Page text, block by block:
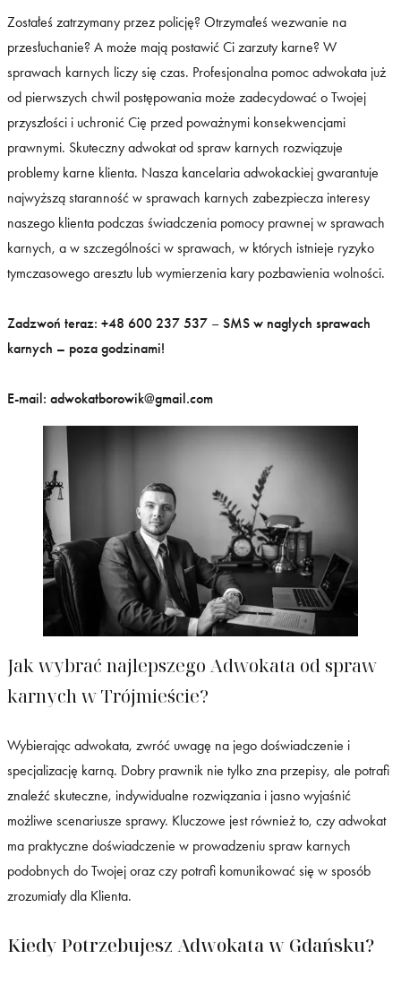
Zostałeś zatrzymany przez policję? Otrzymałeś wezwanie na
przesłuchanie? A może mają postawić Ci zarzuty karne? W
sprawach karnych liczy się czas. Profesjonalna pomoc adwokata już
od pierwszych chwil postępowania może zadecydować o Twojej
przyszłości i uchronić Cię przed poważnymi konsekwencjami
prawnymi. Skuteczny adwokat od spraw karnych rozwiązuje
problemy karne klienta. Nasza kancelaria adwokackiej gwarantuje
najwyższą staranność w sprawach karnych zabezpiecza interesy
naszego klienta podczas świadczenia pomocy prawnej w sprawach
karnych, a w szczególności w sprawach, w których istnieje ryzyko
tymczasowego aresztu lub wymierzenia kary pozbawienia wolności.
Zadzwoń teraz: +48 600 237 537 – SMS w nagłych sprawach
karnych – poza godzinami!
E-mail: adwokatborowik@gmail.com
Jak wybrać najlepszego Adwokata od spraw
karnych w Trójmieście?
Wybierając adwokata, zwróć uwagę na jego doświadczenie i
specjalizację karną. Dobry prawnik nie tylko zna przepisy, ale potrafi
znaleźć skuteczne, indywidualne rozwiązania i jasno wyjaśnić
możliwe scenariusze sprawy. Kluczowe jest również to, czy adwokat
ma praktyczne doświadczenie w prowadzeniu spraw karnych
podobnych do Twojej oraz czy potrafi komunikować się w sposób
zrozumiały dla Klienta.
Kiedy Potrzebujesz Adwokata w Gdańsku?